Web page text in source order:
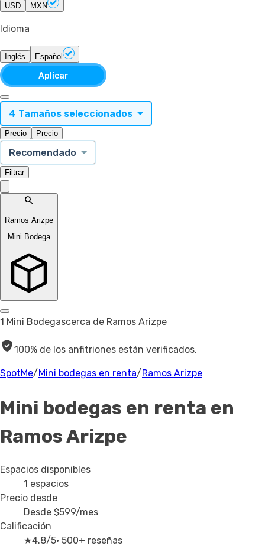
USD MXN
Idioma
Inglés Español
Aplicar
4 Tamaños seleccionados
Precio Precio
Recomendado
Filtrar
Ramos Arizpe
Mini Bodega
1 Mini Bodegascerca de Ramos Arizpe
100% de los anfitriones están verificados.
SpotMe/ Mini bodegas en renta/ Ramos Arizpe
Mini bodegas en renta en
Ramos Arizpe
Espacios disponibles
1 espacios
Precio desde
Desde $599/mes
Calificación
★4.8/5· 500+ reseñas